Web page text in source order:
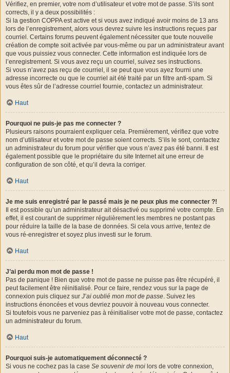
Vérifiez, en premier, votre nom d’utilisateur et votre mot de passe. S’ils sont
corrects, il y a deux possibilités :
Si la gestion COPPA est active et si vous avez indiqué avoir moins de 13 ans
lors de l’enregistrement, alors vous devrez suivre les instructions reçues par
courriel. Certains forums peuvent également nécessiter que toute nouvelle
création de compte soit activée par vous-même ou par un administrateur avant
que vous puissiez vous connecter. Cette information est indiquée lors de
l’enregistrement. Si vous avez reçu un courriel, suivez ses instructions.
Si vous n’avez pas reçu de courriel, il se peut que vous ayez fourni une
adresse incorrecte ou que le courriel ait été traité par un filtre anti-spam. Si
vous êtes sûr de l’adresse courriel fournie, contactez un administrateur.
Haut
Pourquoi ne puis-je pas me connecter ?
Plusieurs raisons pourraient expliquer cela. Premièrement, vérifiez que votre
nom d’utilisateur et votre mot de passe soient corrects. S’ils le sont, contactez
un administrateur du forum pour vérifier que vous n’avez pas été banni. Il est
également possible que le propriétaire du site Internet ait une erreur de
configuration de son côté, et qu’il devra la corriger.
Haut
Je me suis enregistré par le passé mais je ne peux plus me connecter ?!
Il est possible qu’un administrateur ait désactivé ou supprimé votre compte. En
effet, il est courant de supprimer régulièrement les membres ne postant pas
pour réduire la taille de la base de données. Si cela vous arrive, tentez de
vous ré-enregistrer et soyez plus investi sur le forum.
Haut
J’ai perdu mon mot de passe !
Pas de panique ! Bien que votre mot de passe ne puisse pas être récupéré, il
peut facilement être réinitialisé. Pour ce faire, rendez vous sur la page de
connexion puis cliquez sur J’ai oublié mon mot de passe. Suivez les
instructions énoncées et vous devriez pouvoir à nouveau vous connecter.
Si toutefois vous ne parveniez pas à réinitialiser votre mot de passe, contactez
un administrateur du forum.
Haut
Pourquoi suis-je automatiquement déconnecté ?
Si vous ne cochez pas la case Se souvenir de moi lors de votre connexion,